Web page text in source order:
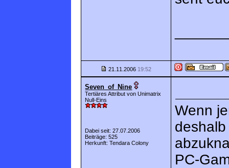
21.11.2006 19:52
Seven_of_Nine
Tertiäres Attribut von Unimatrix
Null-Eins
Dabei seit: 27.07.2006
Beiträge: 525
Herkunft: Tendara Colony
Wenn
PC-